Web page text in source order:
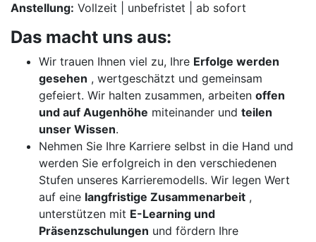
Anstellung: Vollzeit | unbefristet | ab sofort
Das macht uns aus:
Wir trauen Ihnen viel zu, Ihre Erfolge werden
gesehen , wertgeschätzt und gemeinsam
gefeiert. Wir halten zusammen, arbeiten offen
und auf Augenhöhe miteinander und teilen
unser Wissen.
Nehmen Sie Ihre Karriere selbst in die Hand und
werden Sie erfolgreich in den verschiedenen
Stufen unseres Karrieremodells. Wir legen Wert
auf eine langfristige Zusammenarbeit ,
unterstützen mit E-Learning und
Präsenzschulungen und fördern Ihre